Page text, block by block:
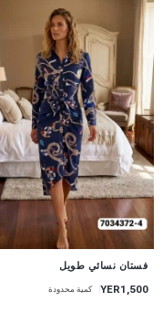
فستان نسائي طويل
YER1,500 كمية محدودة